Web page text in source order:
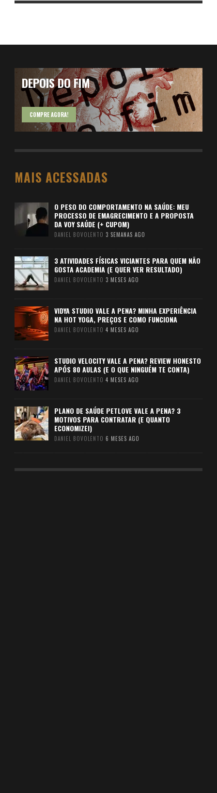
DEPOIS DO FIM
COMPRE AGORA!
MAIS ACESSADAS
O PESO DO COMPORTAMENTO NA SAÚDE: MEU
PROCESSO DE EMAGRECIMENTO E A PROPOSTA
DA VOY SAÚDE (+ CUPOM)
DANIEL BOVOLENTO 3 SEMANAS AGO
3 ATIVIDADES FÍSICAS VICIANTES PARA QUEM NÃO
GOSTA ACADEMIA (E QUER VER RESULTADO)
DANIEL BOVOLENTO 3 MESES AGO
VIDYA STUDIO VALE A PENA? MINHA EXPERIÊNCIA
NA HOT YOGA, PREÇOS E COMO FUNCIONA
DANIEL BOVOLENTO 4 MESES AGO
STUDIO VELOCITY VALE A PENA? REVIEW HONESTO
APÓS 80 AULAS (E O QUE NINGUÉM TE CONTA)
DANIEL BOVOLENTO 4 MESES AGO
PLANO DE SAÚDE PETLOVE VALE A PENA? 3
MOTIVOS PARA CONTRATAR (E QUANTO
ECONOMIZEI)
DANIEL BOVOLENTO 6 MESES AGO